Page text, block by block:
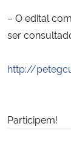
Ministério da
Gabinete de
– O edital
ser
http://
Participem!